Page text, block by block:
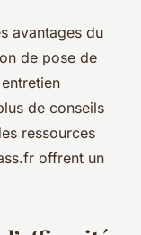
avantages du
de pose de
de conseils
ressources
offrent un